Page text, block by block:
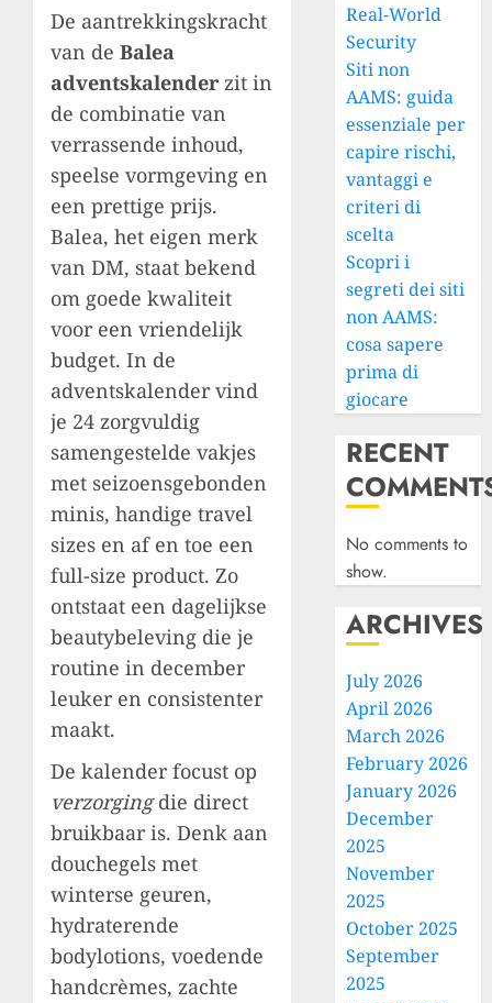
De aantrekkingskracht
van de Balea
adventskalender zit in
de combinatie van
verrassende inhoud,
speelse vormgeving en
een prettige prijs.
Balea, het eigen merk
van DM, staat bekend
om goede kwaliteit
voor een vriendelijk
budget. In de
adventskalender vind
je 24 zorgvuldig
samengestelde vakjes
met seizoensgebonden
minis, handige travel
sizes en af en toe een
full-size product. Zo
ontstaat een dagelijkse
beautybeleving die je
routine in december
leuker en consistenter
maakt.
De kalender focust op
verzorgingdie direct
bruikbaar is. Denk aan
douchegels met
winterse geuren,
hydraterende
bodylotions, voedende
handcrèmes, zachte
Real-World
Security
Siti non
AAMS: guida
essenziale per
capire rischi,
vantaggi e
criteri di
scelta
Scopri i
segreti dei siti
non AAMS:
cosa sapere
prima di
giocare
RECENT
No comments to
show.
ARCHIVES
July 2026
April 2026
March 2026
February 2026
January 2026
December
2025
November
2025
October 2025
September
2025